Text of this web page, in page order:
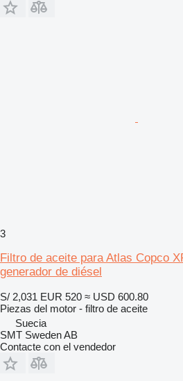
3
Filtro de aceite para Atlas Copco
generador de diésel
S/ 2,031 EUR 520 ≈ USD 600.80
Piezas del motor - filtro de aceite
Suecia
SMT Sweden AB
Contacte con el vendedor